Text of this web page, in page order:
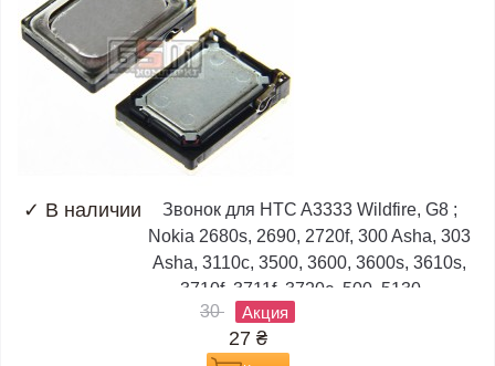
✓ В наличии
Звонок для HTC A3333 Wildfire, G8 ;
Nokia 2680s, 2690, 2720f, 300 Asha, 303
Asha, 3110c, 3500, 3600, 3600s, 3610s,
3710f, 3711f, 3720c, 500, 5130,...
30
Акция
27 ₴